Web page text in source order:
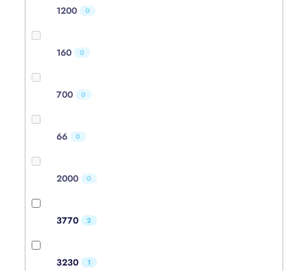
1200 0
160 0
700 0
66 0
2000 0
3770 2
3230 1